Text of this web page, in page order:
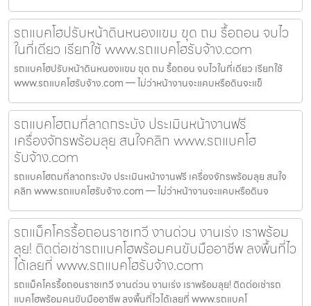
รถแบคโฮปรับหน้าดินหนองแขม ขุด ถม รื้อถอน จบไว
ในที่เดียว เรียกใช้ www.รถแบคโฮรับจ้าง.com
รถแบคโฮปรับหน้าดินหนองแขม ขุด ถม รื้อถอน จบไวในที่เดียว เรียกใช้
www.รถแบคโฮรับจ้าง.com — ไม่ว่าหน้างานจะแคบหรือดินจะแข็
รถแบคโฮถมที่ลาดกระบัง ประเมินหน้างานฟรี
เครื่องจักรพร้อมลุย สนใจคลิก www.รถแบคโฮ
รับจ้าง.com
รถแบคโฮถมที่ลาดกระบัง ประเมินหน้างานฟรี เครื่องจักรพร้อมลุย สนใจ
คลิก www.รถแบคโฮรับจ้าง.com — ไม่ว่าหน้างานจะแคบหรือดินจ
รถแม็คโครรื้อถอนราชเทวี งานด่วน งานเร่ง เราพร้อม
ลุย! ติดต่อเช่ารถแบคโฮพร้อมคนขับมืออาชีพ ลงพื้นที่ไว
ได้เลยที่ www.รถแบคโฮรับจ้าง.com
รถแม็คโครรื้อถอนราชเทวี งานด่วน งานเร่ง เราพร้อมลุย! ติดต่อเช่ารถ
แบคโฮพร้อมคนขับมืออาชีพ ลงพื้นที่ไวได้เลยที่ www.รถแบคโ